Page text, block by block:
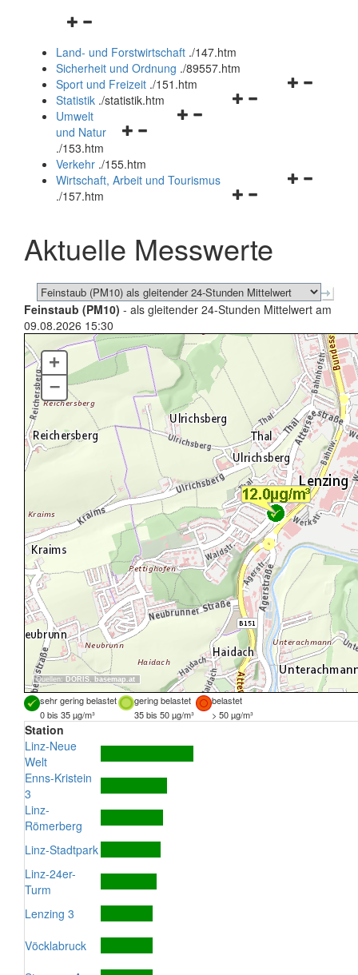
Navigationsmenü
und
schließen
Land- und Forstwirtschaft ./147.htm
Sicherheit und Ordnung ./89557.htm
Navigationsmenü
Sport und Freizeit ./151.htm
Navigationsmenü
Statistik ./statistik.htm
Navigationsmenü
und
schließen
Umwelt
und Natur
./153.htm
Verkehr ./155.htm
Navigationsmenü
schließen
Wirtschaft, Arbeit und Tourismus
./157.htm
Aktuelle Messwerte
Feinstaub (PM10) - als gleitender 24-Stunden Mittelwert am
09.08.2026 15:30
Quellen: DORIS, basemap.at
+
–
sehr gering belastet gering belastet
belastet
0 bis 35 µg/m³
35 bis 50 µg/m³ > 50 µg/m³
Station
Linz-Neue
Welt
Enns-Kristein
3
Linz-
Römerberg
Linz-Stadtpark
Linz-24er-
Turm
Lenzing 3
Vöcklabruck